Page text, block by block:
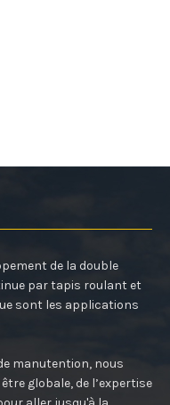
de la double
par tapis roulant et
sont les applications
manutention, nous
globale, de l’expertise